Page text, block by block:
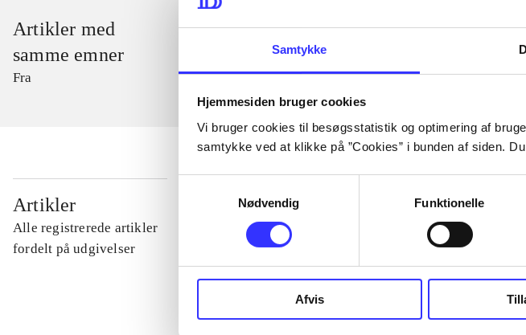
Samtykke
Hjemmesiden bruger cookies
Vi bruger cookies til besøgsstatistik og optimering af
samtykke ved at klikke på ”Cookies” i bunden af siden.
Nødvendig
Funktionelle
Afvis
Artikler med
samme emner
Fra
Artikler
Alle registrerede artikler
fordelt på udgivelser
...